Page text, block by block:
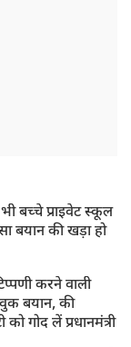
जिंदा जलकर
बच्चे प्राइवेट स्कूल
बयान की खड़ा हो
करने वाली
बयान, की
गोद लें प्रधानमंत्री